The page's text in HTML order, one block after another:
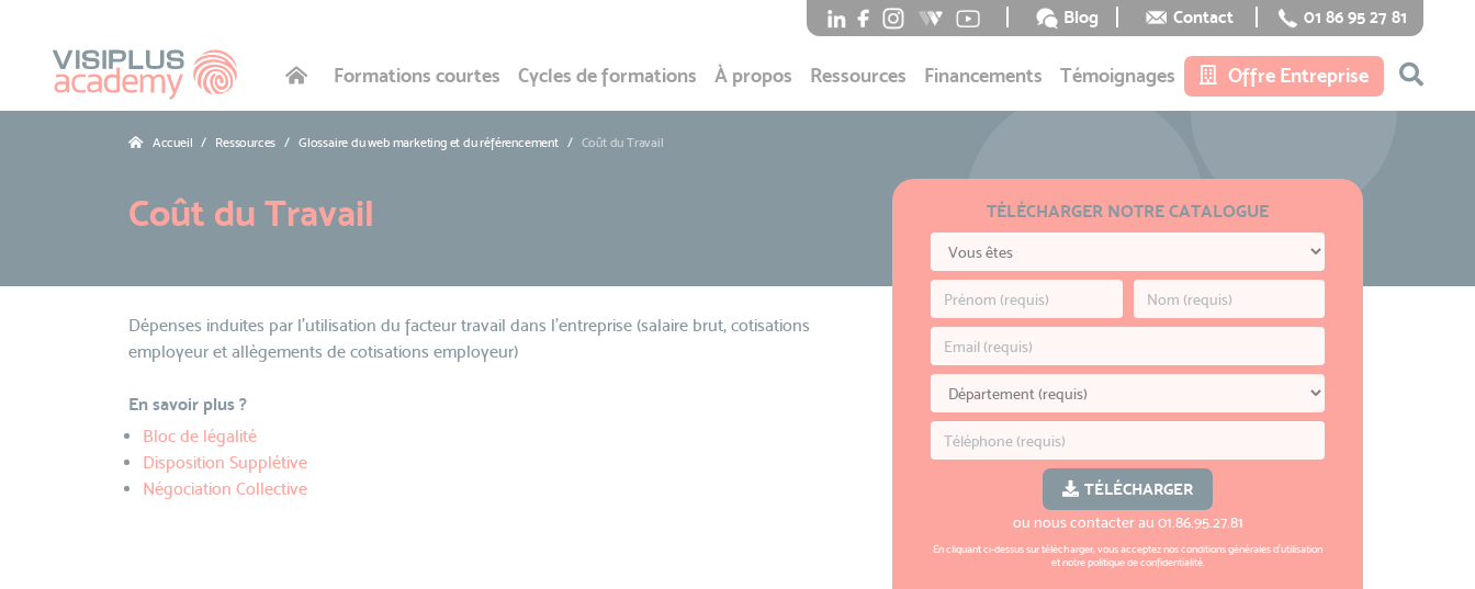
Blog Contact 01 86 95 27 81
Formations courtes Cycles de formations À propos Ressources Financements Témoignages Offre Entreprise
Accueil Ressources Glossaire du web marketing et du référencement Coût du Travail
Coût du Travail TÉLÉCHARGER NOTRE CATALOGUE
TÉLÉCHARGER
ou nous contacter au 01.86.95.27.81
En cliquant ci-dessus sur télécharger, vous acceptez nosconditions générales d'utilisation
et notrepolitique de confidentialité.
Dépenses induites par l'utilisation du facteur travail dans l'entreprise (salaire brut, cotisations
employeur et allègements de cotisations employeur)
En savoir plus ?
Bloc de légalité
Disposition Supplétive
Négociation Collective